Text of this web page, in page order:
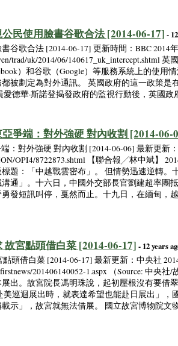
民使用臉書谷歌合法 [2014-06-17] -
谷歌合法 [2014-06-17] 更新時間：BBC 2014
trad/uk/2014/06/140617_uk_intercept.shtml
）和谷歌（Google）等服務系統上的使用
被劃定為對外通訊。 英國政府的這一政策
德華·斯諾登揭發政府的監視行動後，英國
爭端：對外強硬 對內收割 [2014-06-
：對外強硬 對內收割 [2014-06-06] 最新更新：
OPI4/8722873.shtml 【聯合報╱林中斌】
題：「中越戰雲密布」。 但情勢迅速逆轉
通」。十六日，中國外交部長官劉建超率
發短訊叫停，戛然而止。十九日，在緬甸
宮點頭借白菜 [2014-06-17] - 12 years
頭借白菜 [2014-06-17] 最新更新：中央社
201406140052-1.aspx （Source: 中
出。故宮院長馮明珠說，起初壓根沒有要
美巡迴展出時，就表達希望也能赴日展出」
示」，故宮就無法借展。 國立故宮博物院